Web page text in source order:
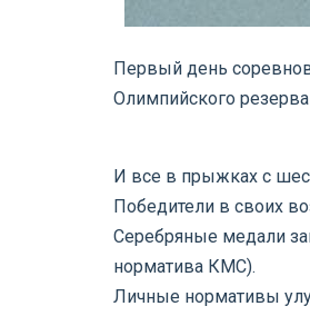
Первый день
Олимпийского
И все в прыжках с
Победители в своих
Серебряные медали
норматива КМС).
Личные нормативы